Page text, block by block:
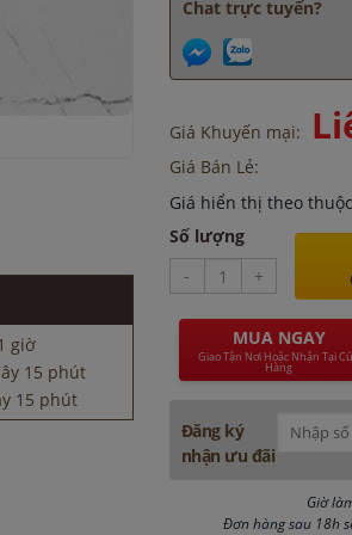
15 phút
15 phút
giờ
15 phút
15 phút
2 giờ
Chat trực tuyến?
Giá Khuyến mại:
Giá Bán Lẻ:
Giá hiển thị theo
Số lượng
-
+
MUA NGAY
Giao Tận Nơi Hoặc Nhận Tại
Hàng
Đăng ký
nhận ưu đãi
Giờ
Đơn hàng sau 18h